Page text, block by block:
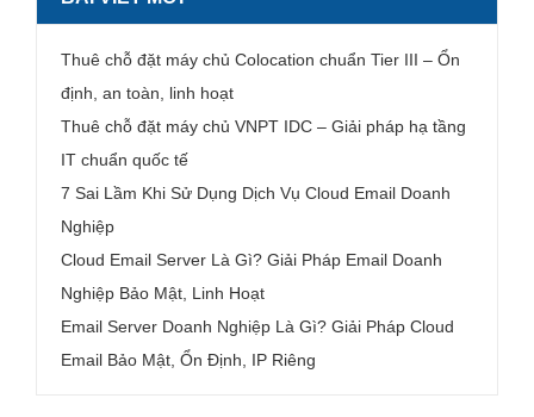
Thuê chỗ đặt máy chủ Colocation chuẩn Tier III – Ổn
định, an toàn, linh hoạt
Thuê chỗ đặt máy chủ VNPT IDC – Giải pháp hạ tầng
IT chuẩn quốc tế
7 Sai Lầm Khi Sử Dụng Dịch Vụ Cloud Email Doanh
Nghiệp
Cloud Email Server Là Gì? Giải Pháp Email Doanh
Nghiệp Bảo Mật, Linh Hoạt
Email Server Doanh Nghiệp Là Gì? Giải Pháp Cloud
Email Bảo Mật, Ổn Định, IP Riêng